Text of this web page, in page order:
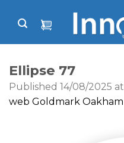
Ellipse 77
Published 14/08/2025 at
web Goldmark Oakham